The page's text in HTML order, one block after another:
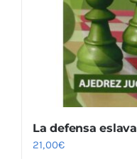
La defensa eslava
21,00€